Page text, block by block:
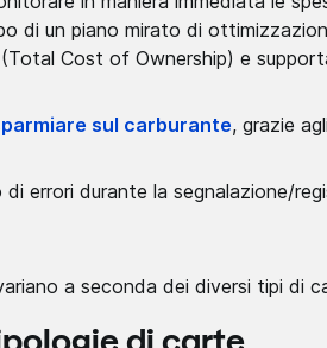
di un piano mirato di
(Total Cost of Ownership) e
sul carburante, grazie
di errori durante la segnalazione/
a seconda dei diversi tipi di